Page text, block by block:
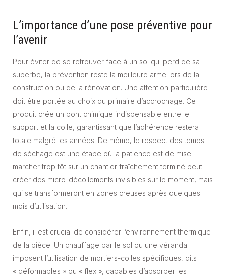
L’importance d’une pose préventive pour
l’avenir
Pour éviter de se retrouver face à un sol qui perd de sa
superbe, la prévention reste la meilleure arme lors de la
construction ou de la rénovation. Une attention particulière
doit être portée au choix du primaire d’accrochage. Ce
produit crée un pont chimique indispensable entre le
support et la colle, garantissant que l’adhérence restera
totale malgré les années. De même, le respect des temps
de séchage est une étape où la patience est de mise :
marcher trop tôt sur un chantier fraîchement terminé peut
créer des micro-décollements invisibles sur le moment, mais
qui se transformeront en zones creuses après quelques
mois d’utilisation.
Enfin, il est crucial de considérer l’environnement thermique
de la pièce. Un chauffage par le sol ou une véranda
imposent l’utilisation de mortiers-colles spécifiques, dits
« déformables » ou « flex », capables d’absorber les